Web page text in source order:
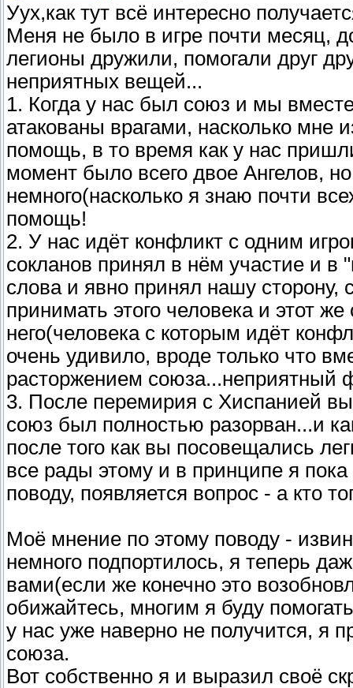
Уух,как тут всё интересно
Меня не было в игре почти месяц,
легионы дружили, помогали друг
неприятных вещей...
1. Когда у нас был союз и мы
атакованы врагами, насколько мне
помощь, в то время как у нас
момент было всего двое Ангелов,
немного(насколько я знаю почти
помощь!
2. У нас идёт конфликт с одним
сокланов принял в нём участие и в
слова и явно принял нашу сторону,
принимать этого человека и этот
него(человека с которым идёт
очень удивило, вроде только что
расторжением союза...неприятный
3. После перемирия с Хиспанией
союз был полностью разорван...и
после того как вы посовещались
все рады этому и в принципе я
поводу, появляется вопрос - а кто
Моё мнение по этому поводу -
немного подпортилось, я теперь
вами(если же конечно это
обижайтесь, многим я буду
у нас уже наверно не получится, я
союза.
Вот собственно я и выразил своё